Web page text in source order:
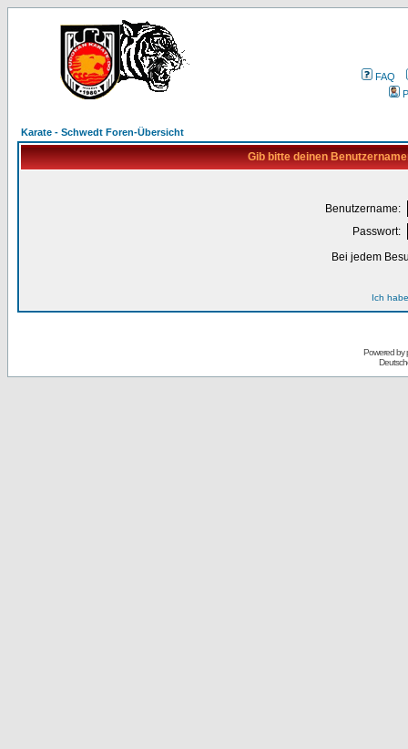
FAQ
Karate - Schwedt Foren-Übersicht
Gib bitte deinen
Benutzername:
Passwort:
Bei jedem
Ich
Powered by